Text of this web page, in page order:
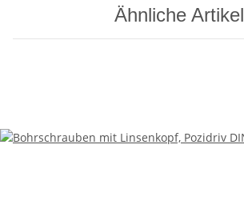
Ähnliche Artikel